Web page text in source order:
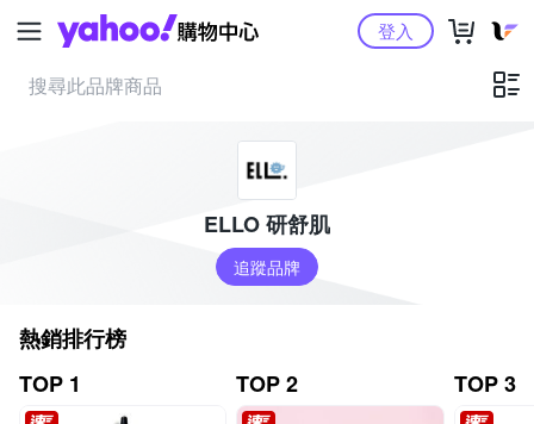
Yahoo購物中心登入
ELLO 研舒肌
追蹤品牌
熱銷排行榜
TOP 1
TOP 2 TOP 3